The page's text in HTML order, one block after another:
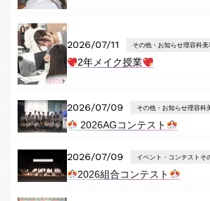
2026/07/11 その他・お知らせ理容科美
2年メイク授業
2026/07/09 その他・お知らせ理容科
2026AGコンテスト
2026/07/09 イベント・コンテストそ
2026組合コンテスト